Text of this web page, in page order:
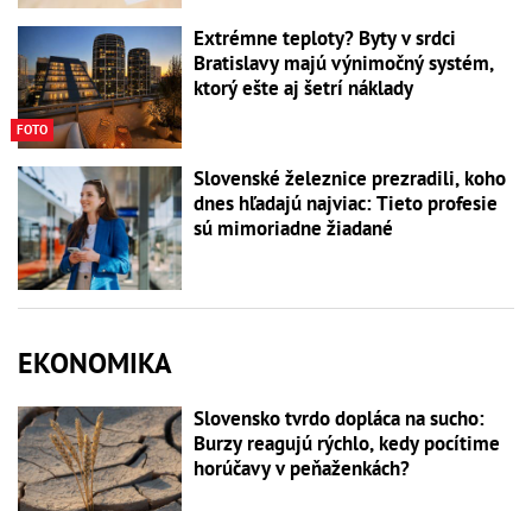
FOTO
Extrémne teploty? Byty v srdci
Bratislavy majú výnimočný systém,
ktorý ešte aj šetrí náklady
Slovenské železnice prezradili, koho
dnes hľadajú najviac: Tieto profesie
sú mimoriadne žiadané
EKONOMIKA
Slovensko tvrdo dopláca na sucho:
Burzy reagujú rýchlo, kedy pocítime
horúčavy v peňaženkách?